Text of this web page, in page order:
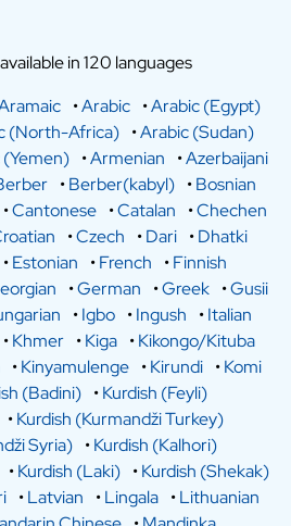
in 120 languages
•Arabic •Arabic (Egypt)
(North-Africa) •Arabic (Sudan)
•Armenian •Azerbaijani
•Berber(kabyl) •Bosnian
•Cantonese •Catalan •Chechen
•Czech •Dari •Dhatki
•Estonian •French •Finnish
•German •Greek •Gusii
•Igbo •Ingush •Italian
•Khmer •Kiga •Kikongo/Kituba
•Kinyamulenge •Kirundi •Komi
(Badini) •Kurdish (Feyli)
•Kurdish (Kurmandži Turkey)
Syria) •Kurdish (Kalhori)
•Kurdish (Laki) •Kurdish (Shekak)
•Latvian •Lingala •Lithuanian